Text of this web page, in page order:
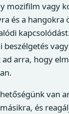
mozifilm vagy
és a hangokra
arra, hogy
van
és